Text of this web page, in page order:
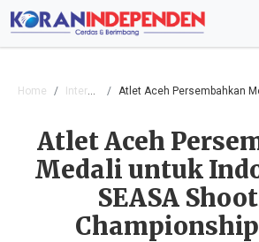
Home Internasional Atlet Aceh Persembahkan Medali untuk Indonesia
Atlet Aceh
Medali untuk
SEASA
Championship